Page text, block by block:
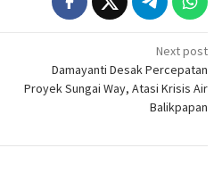
Next post
Damayanti Desak Percepatan
Proyek Sungai Way, Atasi Krisis Air
Balikpapan